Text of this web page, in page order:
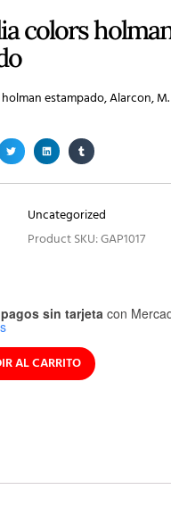
colors
estampado, Alarcon, M.
Uncategorized
Product SKU: GAP1017
sin tarjeta con
AL CARRITO